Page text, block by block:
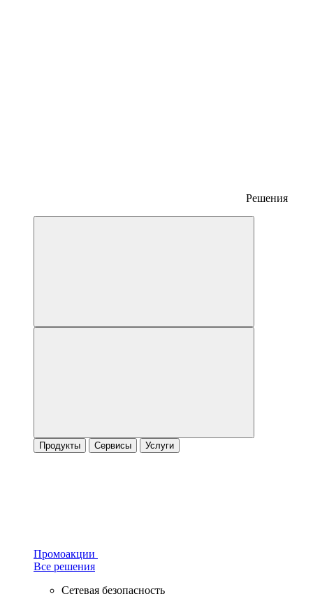
Решения
Продукты Сервисы Услуги
Промоакции
Все решения
Сетевая безопасность